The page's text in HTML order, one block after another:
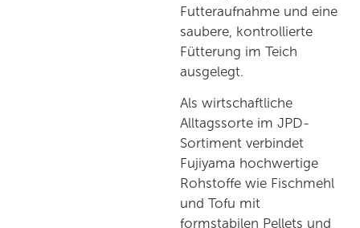
Futteraufnahme und eine
saubere, kontrollierte
Fütterung im Teich
ausgelegt.
Als wirtschaftliche
Alltagssorte im JPD-
Sortiment verbindet
Fujiyama hochwertige
Rohstoffe wie Fischmehl
und Tofu mit
formstabilen Pellets und